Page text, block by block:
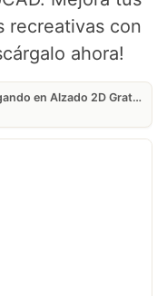
recreativas con
ahora!
Bloques DWG de Niños Jugando en Alzado 2D Gratis para AutoCAD